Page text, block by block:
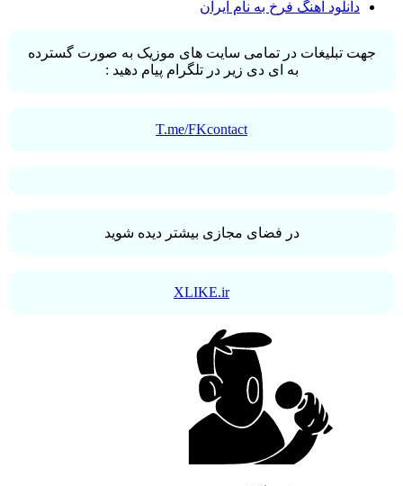
دانلود آهنگ فرخ به نام ایران
جهت تبلیغات در تمامی سایت های موزیک به صورت گسترده
به ای دی زیر در تلگرام پیام دهید :
T.me/FKcontact
در فضای مجازی بیشتر دیده شوید
XLIKE.ir